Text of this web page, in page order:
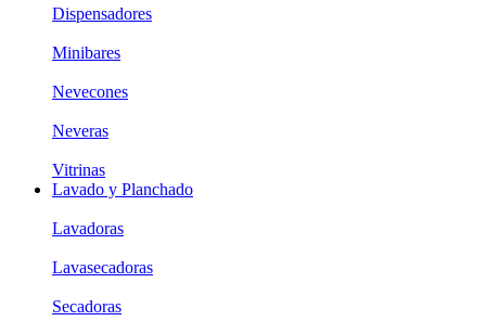
Dispensadores
Minibares
Nevecones
Neveras
Vitrinas
Lavado y Planchado
Lavadoras
Lavasecadoras
Secadoras